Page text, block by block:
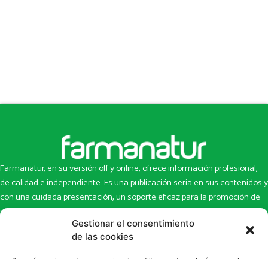
Gestionar el consentimiento
de las cookies
Farmanatur, en su versión off y online, ofrece información profesional,
de calidad e independiente. Es una publicación seria en sus contenidos y
con una cuidada presentación, un soporte eficaz para la promoción de
productos y novedades.
Inicio